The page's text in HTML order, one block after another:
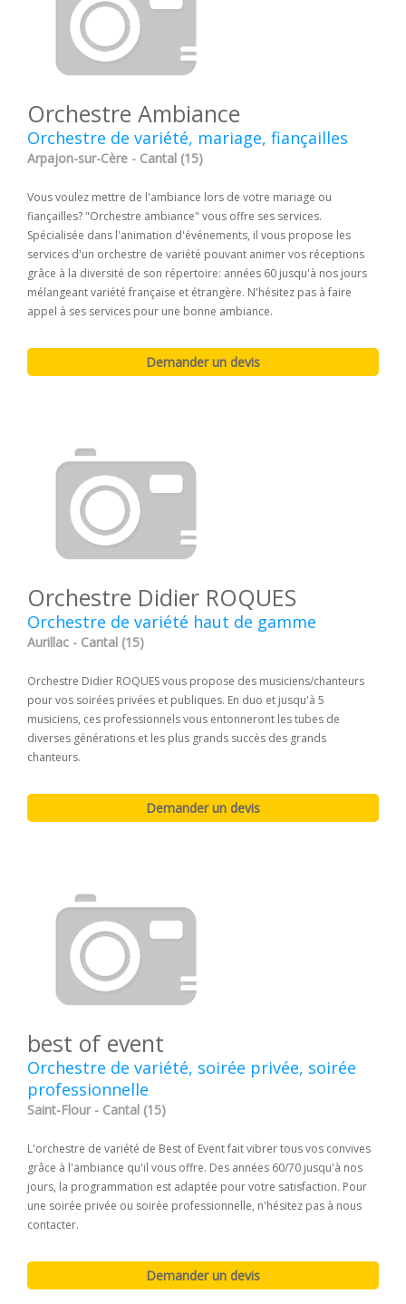
Orchestre Ambiance
Orchestre de variété, mariage, fiançailles
Arpajon-sur-Cère - Cantal (15)
Vous voulez mettre de l'ambiance lors de votre mariage ou
fiançailles? "Orchestre ambiance" vous offre ses services.
Spécialisée dans l'animation d'événements, il vous propose les
services d'un orchestre de variété pouvant animer vos réceptions
grâce à la diversité de son répertoire: années 60 jusqu'à nos jours
mélangeant variété française et étrangère. N'hésitez pas à faire
appel à ses services pour une bonne ambiance.
Orchestre Didier ROQUES
Orchestre de variété haut de gamme
Aurillac - Cantal (15)
Orchestre Didier ROQUES vous propose des musiciens/chanteurs
pour vos soirées privées et publiques. En duo et jusqu'à 5
musiciens, ces professionnels vous entonneront les tubes de
diverses générations et les plus grands succès des grands
chanteurs.
best of event
Orchestre de variété, soirée privée, soirée
professionnelle
Saint-Flour - Cantal (15)
L'orchestre de variété de Best of Event fait vibrer tous vos convives
grâce à l'ambiance qu'il vous offre. Des années 60/70 jusqu'à nos
jours, la programmation est adaptée pour votre satisfaction. Pour
une soirée privée ou soirée professionnelle, n'hésitez pas à nous
contacter.